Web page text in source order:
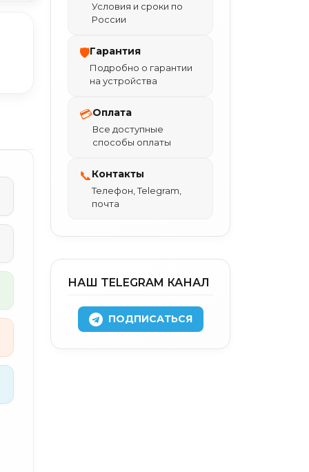
Условия и сроки по
России
🛡Гарантия
Подробно о гарантии
на устройства
💳Оплата
Все доступные
способы оплаты
📞Контакты
Телефон, Telegram,
почта
НАШ TELEGRAM КАНАЛ
ПОДПИСАТЬСЯ